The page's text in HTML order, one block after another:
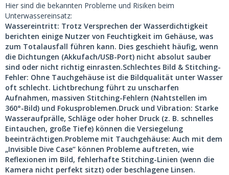
Hier sind die bekannten Probleme und Risiken beim
Unterwassereinsatz:
Wassereintritt: Trotz Versprechen der Wasserdichtigkeit
berichten einige Nutzer von Feuchtigkeit im Gehäuse, was
zum Totalausfall führen kann. Dies geschieht häufig, wenn
die Dichtungen (Akkufach/USB-Port) nicht absolut sauber
sind oder nicht richtig einrasten.Schlechtes Bild & Stitching-
Fehler: Ohne Tauchgehäuse ist die Bildqualität unter Wasser
oft schlecht. Lichtbrechung führt zu unscharfen
Aufnahmen, massiven Stitching-Fehlern (Nahtstellen im
360°-Bild) und Fokusproblemen.Druck und Vibration: Starke
Wasseraufprälle, Schläge oder hoher Druck (z. B. schnelles
Eintauchen, große Tiefe) können die Versiegelung
beeinträchtigen.Probleme mit Tauchgehäuse: Auch mit dem
„Invisible Dive Case“ können Probleme auftreten, wie
Reflexionen im Bild, fehlerhafte Stitching-Linien (wenn die
Kamera nicht perfekt sitzt) oder beschlagene Linsen.